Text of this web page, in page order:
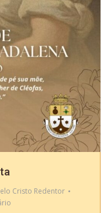
Cristo Redentor